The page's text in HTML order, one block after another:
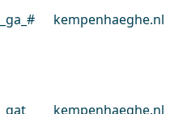
_ga_# kempenhaeghe.nl
_gat kempenhaeghe.nl